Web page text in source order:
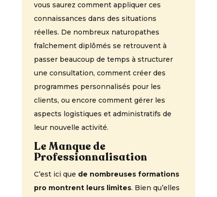
vous saurez comment appliquer ces
connaissances dans des situations
réelles. De nombreux naturopathes
fraîchement diplômés se retrouvent à
passer beaucoup de temps à structurer
une consultation, comment créer des
programmes personnalisés pour les
clients, ou encore comment gérer les
aspects logistiques et administratifs de
leur nouvelle activité.
Le Manque de
Professionnalisation
C’est ici que de nombreuses formations
pro montrent leurs limites. Bien qu’elles